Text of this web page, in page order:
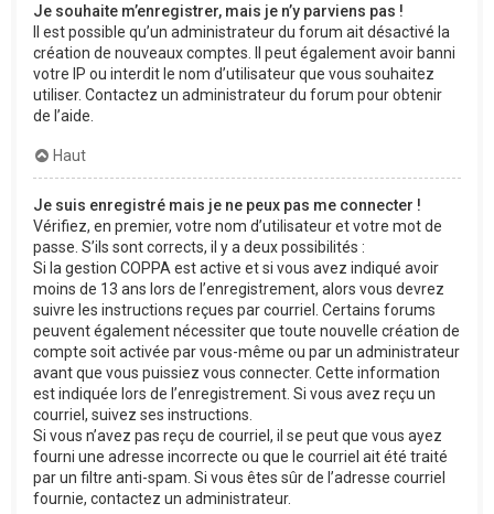
Je souhaite m’enregistrer, mais je n’y parviens pas !
Il est possible qu’un administrateur du forum ait désactivé la
création de nouveaux comptes. Il peut également avoir banni
votre IP ou interdit le nom d’utilisateur que vous souhaitez
utiliser. Contactez un administrateur du forum pour obtenir
de l’aide.
Haut
Je suis enregistré mais je ne peux pas me connecter !
Vérifiez, en premier, votre nom d’utilisateur et votre mot de
passe. S’ils sont corrects, il y a deux possibilités :
Si la gestion COPPA est active et si vous avez indiqué avoir
moins de 13 ans lors de l’enregistrement, alors vous devrez
suivre les instructions reçues par courriel. Certains forums
peuvent également nécessiter que toute nouvelle création de
compte soit activée par vous-même ou par un administrateur
avant que vous puissiez vous connecter. Cette information
est indiquée lors de l’enregistrement. Si vous avez reçu un
courriel, suivez ses instructions.
Si vous n’avez pas reçu de courriel, il se peut que vous ayez
fourni une adresse incorrecte ou que le courriel ait été traité
par un filtre anti-spam. Si vous êtes sûr de l’adresse courriel
fournie, contactez un administrateur.